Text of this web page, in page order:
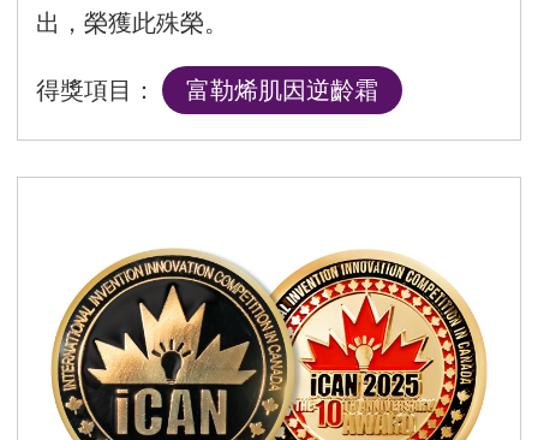
出，榮獲此殊榮。
得獎項目： 富勒烯肌因逆齡霜